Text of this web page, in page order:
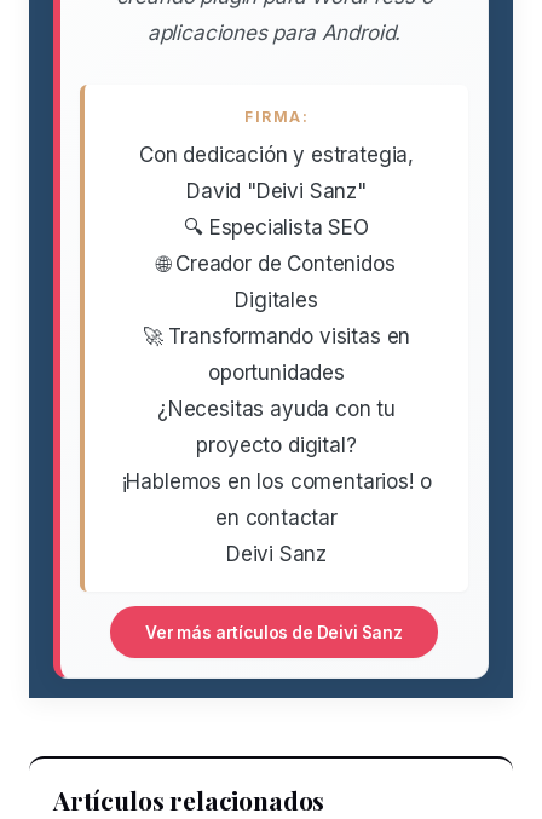
aplicaciones para Android.
FIRMA:
Con dedicación y estrategia,
David "Deivi Sanz"
🔍 Especialista SEO
🌐 Creador de Contenidos
Digitales
🚀 Transformando visitas en
oportunidades
¿Necesitas ayuda con tu
proyecto digital?
¡Hablemos en los comentarios! o
en contactar
Deivi Sanz
Ver más artículos de Deivi Sanz
Artículos relacionados